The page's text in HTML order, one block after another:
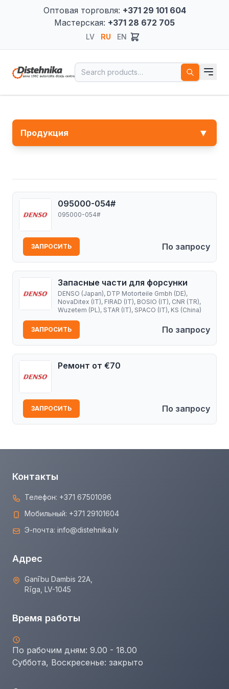
Оптовая торговля: +371 29 101 604
Мастерская: +371 28 672 705
LV RU EN
Search for:
Продукция ▼
095000-054#
095000-054#
По запросу
ЗАПРОСИТЬ
Запасные части для форсунки
DENSO (Japan), DTP Motorteile Gmbh (DE),
NovaDitex (IT), FIRAD (IT), BOSIO (IT), CNR (TR),
Wuzetem (PL), STAR (IT), SPACO (IT), KS (China)
По запросу
ЗАПРОСИТЬ
Ремонт от €70
По запросу
ЗАПРОСИТЬ
Контакты
Телефон: +371 67501096
Мобильный: +371 29101604
Э-почта: info@distehnika.lv
Адрес
Ganību Dambis 22A,
Rīga, LV-1045
Время работы
По рабочим дням: 9.00 - 18.00
Суббота, Воскресенье: закрыто